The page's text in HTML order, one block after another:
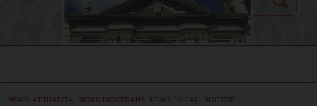
NEWS ATTUALITÀ NEWS DIOCESANE NEWS LOCALI NOTIZIE